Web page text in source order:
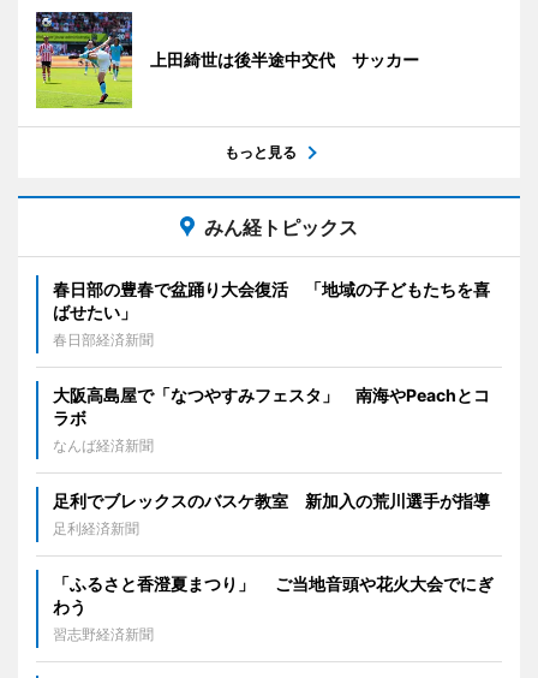
上田綺世は後半途中交代 サッカー
もっと見る
みん経トピックス
春日部の豊春で盆踊り大会復活 「地域の子どもたちを喜
ばせたい」
春日部経済新聞
大阪高島屋で「なつやすみフェスタ」 南海やPeachとコ
ラボ
なんば経済新聞
足利でブレックスのバスケ教室 新加入の荒川選手が指導
足利経済新聞
「ふるさと香澄夏まつり」 ご当地音頭や花火大会でにぎ
わう
習志野経済新聞